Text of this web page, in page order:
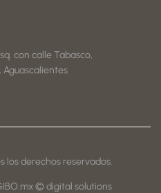
con calle Tabasco,
Aguascalientes
los derechos reservados.
© digital solutions